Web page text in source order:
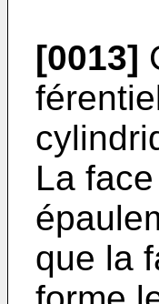
[0013]
La
que la